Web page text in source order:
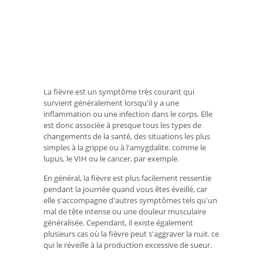
La fièvre est un symptôme très courant qui
survient généralement lorsqu'il y a une
inflammation ou une infection dans le corps. Elle
est donc associée à presque tous les types de
changements de la santé, des situations les plus
simples à la grippe ou à l'amygdalite. comme le
lupus, le VIH ou le cancer, par exemple.
En général, la fièvre est plus facilement ressentie
pendant la journée quand vous êtes éveillé, car
elle s'accompagne d'autres symptômes tels qu'un
mal de tête intense ou une douleur musculaire
généralisée. Cependant, il existe également
plusieurs cas où la fièvre peut s'aggraver la nuit. ce
qui le réveille à la production excessive de sueur.